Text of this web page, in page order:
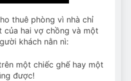
thuê phòng vì nhà chỉ
của hai vợ chồng và một
khách nằn nì:
một chiếc ghế hay một
được!